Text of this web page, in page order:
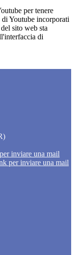
per tenere
Youtube incorporati
sito web sta
di
inviare una mail
per inviare una mail